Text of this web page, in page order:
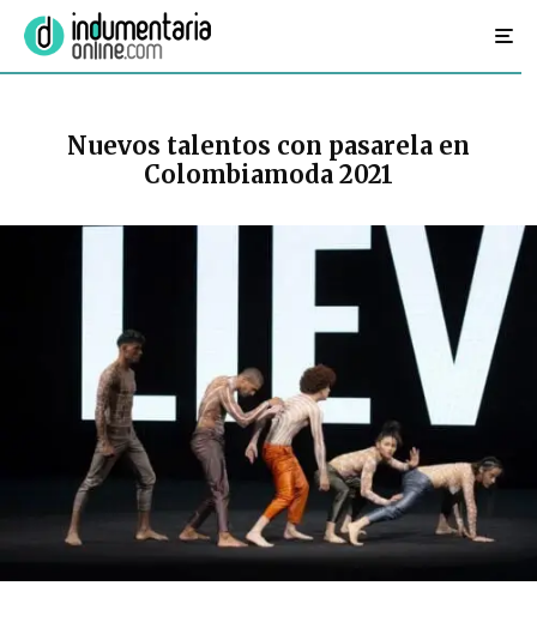
Nuevos talentos con pasarela en
Colombiamoda 2021